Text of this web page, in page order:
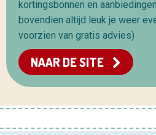
kortingsbonnen en
bovendien altijd leuk je weer
voorzien van gratis advies)
NAAR DE SITE